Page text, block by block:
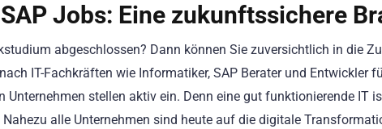
Jobs: Eine zukunftssichere
abgeschlossen? Dann können Sie zuversichtlich in die
IT-Fachkräften wie Informatiker, SAP Berater und Entwickler
Unternehmen stellen aktiv ein. Denn eine gut funktionierende IT
Nahezu alle Unternehmen sind heute auf die digitale